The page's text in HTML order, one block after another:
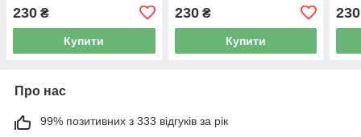
230 ₴
Купити
230₴
Купити
230
Про нас
99% позитивних з 333 відгуків за рік